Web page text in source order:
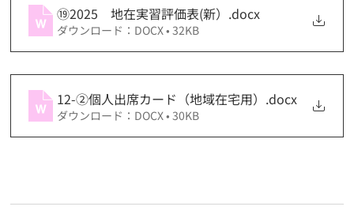
⑲2025 地在実習評価表(新） .docx
ダウンロード：DOCX • 32KB
12-②個人出席カード（地域在宅用） .docx
ダウンロード：DOCX • 30KB